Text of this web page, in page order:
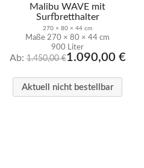
Malibu WAVE mit
Surfbretthalter
270 × 80 × 44 cm
Maße 270 × 80 × 44 cm
900 Liter
Ab:1.450,00€1.090,00 €
Aktuell nicht bestellbar